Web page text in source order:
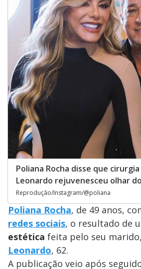
Poliana Rocha disse que
Leonardo rejuvenesceu olhar
Reprodução/Instagram/@poliana
Poliana Rocha, de 49 anos,
redes sociais, o resultado de
estética feita pelo seu
Leonardo, 62.
A publicação veio após